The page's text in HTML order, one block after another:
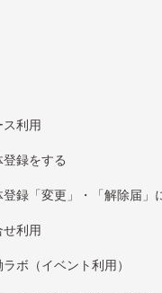
ス利用
登録をする
登録「変更」・「解除届」
せ利用
ボ（イベント利⽤）